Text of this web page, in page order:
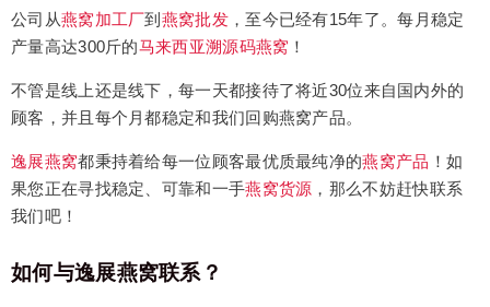
公司从燕窝加工厂到 燕窝批发，至今已经有15年了。每月稳定
产量高达300斤的马来西亚溯源码燕窝 ！
不管是线上还是线下，每一天都接待了将近30位来自国内外的
顾客，并且每个月都稳定和我们回购燕窝产品。
逸展燕窝都秉持着给每一位顾客最优质最纯净的燕窝产品 ！如
果您正在寻找稳定、可靠和一手燕窝货源 ，那么不妨赶快联系
我们吧！
如何与逸展燕窝联系？